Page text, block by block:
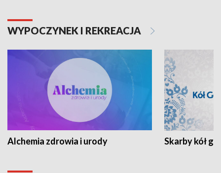
WYPOCZYNEK I REKREACJA
Alchemia zdrowia i urody Skarby kół